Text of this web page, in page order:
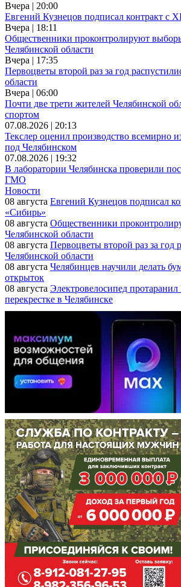
Вчера | 20:00
Евгений Кузнецов подписал контракт с
Вчера | 18:11
Общественники проконтролируют
Челябинской области
Вчера | 17:35
Первоцветы второй раз за год
области
Вчера | 06:00
Почти две трети жителей Челябинской
спортом
07.08.2026 | 20:13
Текслер оценил производство всемирно
под Челябинском
07.08.2026 | 19:32
В лаборатории Челябинска проверили
ГМО
Новости
08 августа Евгений Кузнецов подписал
«Сибирь»
08 августа Общественники
Челябинской области
08 августа Первоцветы второй раз за год
Челябинской области
08 августа Челябинцев научили делать
открыток
08 августа Электровелосипед протаранил
перекрестке в Челябинске